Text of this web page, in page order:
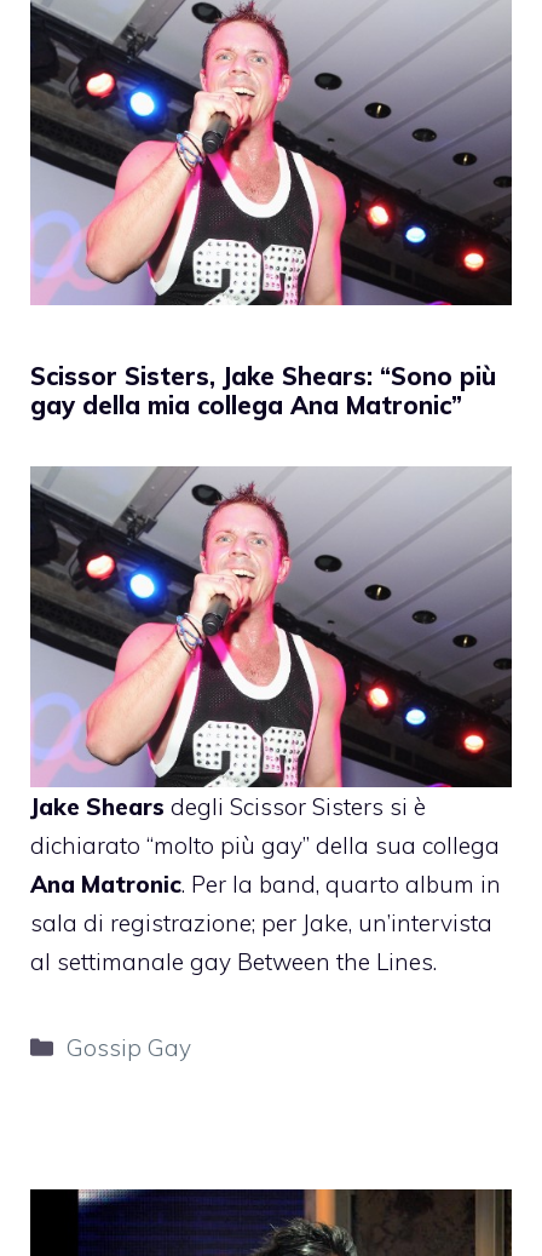
Scissor Sisters, Jake Shears: “Sono più
gay della mia collega Ana Matronic”
Jake Shears degli Scissor Sisters si è
dichiarato “molto più gay” della sua collega
Ana Matronic. Per la band, quarto album in
sala di registrazione; per Jake, un’intervista
al settimanale gay Between the Lines.
Categorie
Gossip Gay